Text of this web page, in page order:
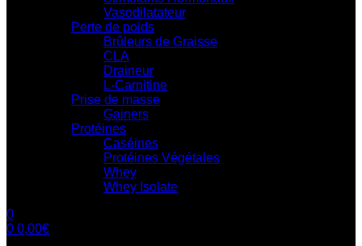
Vasodilatateur
Perte de poids
Brûleurs de Graisse
CLA
Draineur
L-Carnitine
Prise de masse
Gainers
Protéines
Caséines
Protéines Végétales
Whey
Whey Isolate
0
0 0,00€